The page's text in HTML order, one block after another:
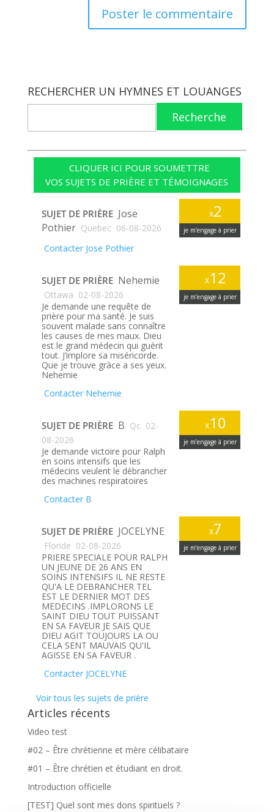
RECHERCHER UN HYMNES ET LOUANGES
Recherche
CLIQUER ICI POUR SOUMETTRE
VOS SUJETS DE PRIÈRE ET TÉMOIGNAGES
x2
je m’engage à prier
SUJET DE PRIÈRE Jose
Pothier Quebec 06-08-2026
Contacter Jose Pothier
x12
je m’engage à prier
SUJET DE PRIÈRE Nehemie
Ottawa 02-08-2026
Je demande une requête de
prière pour ma santé. Je suis
souvent malade sans connaître
les causes de mes maux. Dieu
est le grand médecin qui guérit
tout. J’implore sa miséricorde.
Que je trouve gràce a ses yeux.
Nehemie
Contacter Nehemie
x10
je m’engage à prier
SUJET DE PRIÈRE B Qc 02-
08-2026
Je demande victoire pour Ralph
en soins intensifs que les
médecins veulent le débrancher
des machines respiratoires
Contacter B
x7
je m’engage à prier
SUJET DE PRIÈRE JOCELYNE
Floride 02-08-2026
PRIERE SPECIALE POUR RALPH
UN JEUNE DE 26 ANS EN
SOINS INTENSIFS IL NE RESTE
QU'A LE DEBRANCHER TEL
EST LE DERNIER MOT DES
MEDECINS .IMPLORONS LE
SAINT DIEU TOUT PUISSANT
EN SA FAVEUR JE SAIS QUE
DIEU AGIT TOUJOURS LA OU
CELA SENT MAUVAIS QU'IL
AGISSE EN SA FAVEUR .
Contacter JOCELYNE
Voir tous les sujets de prière
Articles récents
Video test
#02 – Être chrétienne et mère célibataire
#01 – Être chrétien et étudiant en droit.
Introduction officielle
[TEST] Quel sont mes dons spirituels ?